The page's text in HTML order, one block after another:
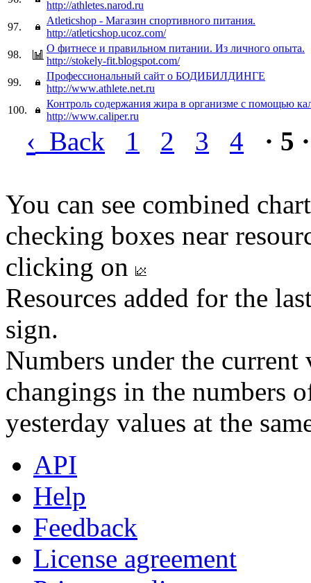
http://athletes.narod.ru
97.
Atleticshop - Магазин спортивного питания.
http://atleticshop.ucoz.com/
98.
О фитнесе и правильном питании. Из личного опыта.
http://stokely-fit.blogspot.com/
99.
Профессиональный сайт о БОДИБИЛДИНГЕ
http://www.athlete.net.ru
100.
Контроль содержания жира в организме с помощью
http://www.caliper.ru
‹ Back 1 2 3 4 · 5 ·
You can see combined
checking boxes near
clicking on
Resources added for the
sign.
Numbers under the
changings in the numbers
yesterday values at the
API
Help
Feedback
License agreement